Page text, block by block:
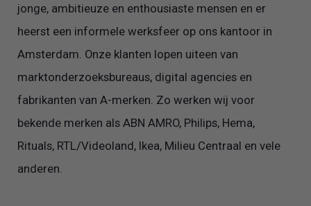
jonge, ambitieuze en enthousiaste mensen en er
heerst een informele werksfeer op ons kantoor in
Amsterdam. Onze klanten lopen uiteen van
marktonderzoeksbureaus, digital agencies en
fabrikanten van A-merken. Zo werken wij voor
bekende merken als ABN AMRO, Philips, Hema,
Rituals, RTL/Videoland, Ikea, Milieu Centraal en vele
anderen.